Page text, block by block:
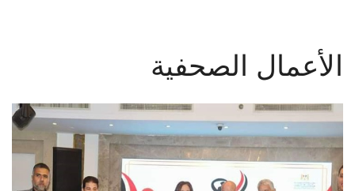
الأنظمة الذكية
الإعلام
الأعمال الصحفية